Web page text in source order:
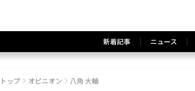
新着記事 ニュース
トップ オピニオン 八角 大輔